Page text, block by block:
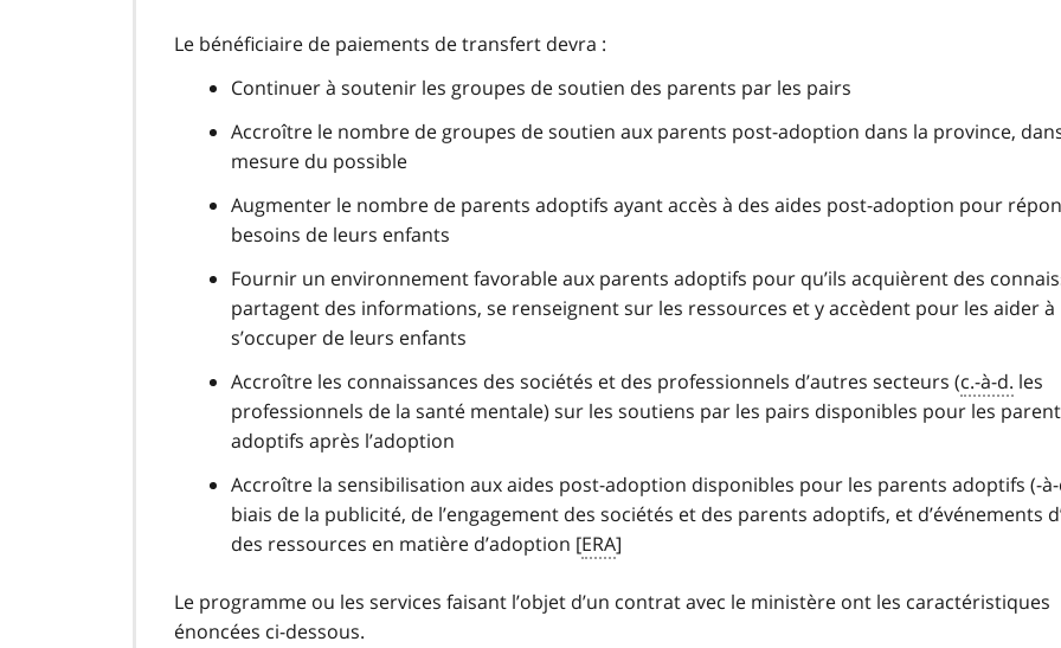
Le bénéficiaire de paiements de transfert devra :
Continuer à soutenir les groupes de soutien des parents par les pairs
Accroître le nombre de groupes de soutien aux parents post-adoption dans la province,
mesure du possible
Augmenter le nombre de parents adoptifs ayant accès à des aides post-adoption pour
besoins de leurs enfants
Fournir un environnement favorable aux parents adoptifs pour qu’ils acquièrent des
partagent des informations, se renseignent sur les ressources et y accèdent pour les aider à
s’occuper de leurs enfants
Accroître les connaissances des sociétés et des professionnels d’autres secteurs (c.-à-d. les
professionnels de la santé mentale) sur les soutiens par les pairs disponibles pour les
adoptifs après l’adoption
Accroître la sensibilisation aux aides post-adoption disponibles pour les parents adoptifs (-
biais de la publicité, de l’engagement des sociétés et des parents adoptifs, et d’événements
des ressources en matière d’adoption [ERA]
Le programme ou les services faisant l’objet d’un contrat avec le ministère ont les caractéristiques
énoncées ci-dessous.